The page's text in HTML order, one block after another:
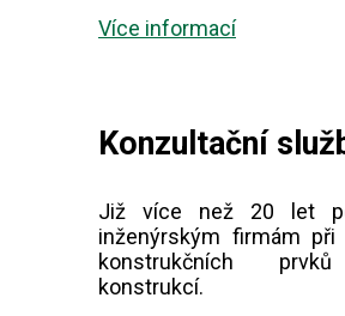
Více informací
Konzultační
Již více než 20 let
inženýrským firmám při
konstrukčních prvků
konstrukcí.